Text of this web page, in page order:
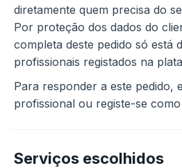
diretamente quem precisa do
Por proteção dos dados do
completa deste pedido só está
profissionais registados na
Para responder a este pedido,
profissional ou registe-se
Serviços escolhidos